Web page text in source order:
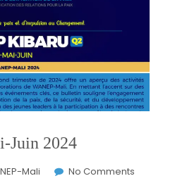
Juin 2024
Mali
No Comments